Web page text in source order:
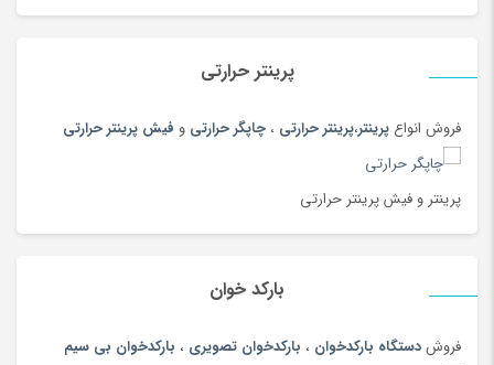
پرینتر حرارتی
فروش انواع پرینتر،پرینتر حرارتی ، چاپگر حرارتی و فیش پرینتر حرارتی
پرینتر و فیش پرینتر حرارتی
بارکد خوان
فروشدستگاه بارکدخوان ، بارکدخوان تصویری ، بارکدخوان بی سیم
لباس، کیف و کفش ترمه را تولید می کنند.
دستگاه لیزر برش چوب:
جمله باکس هدیه، باکس زعفران، ساخت ماکت دانشگاهی، اسباب بازی،